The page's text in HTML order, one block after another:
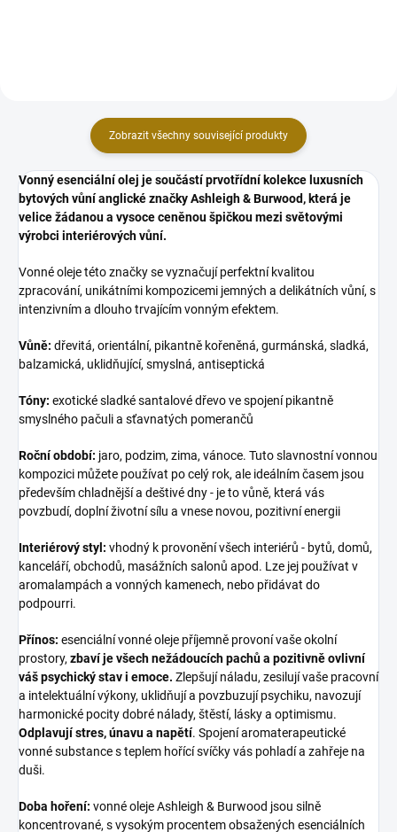
Zobrazit všechny související produkty
Vonný esenciální olej je součástí prvotřídní kolekce luxusních
bytových vůní anglické značky Ashleigh & Burwood, která je
velice žádanou a vysoce ceněnou špičkou mezi světovými
výrobci interiérových vůní.
Vonné oleje této značky se vyznačují perfektní kvalitou
zpracování, unikátními kompozicemi jemných a delikátních vůní, s
intenzivním a dlouho trvajícím vonným efektem.
Vůně: dřevitá, orientální, pikantně kořeněná, gurmánská, sladká,
balzamická, uklidňující, smyslná, antiseptická
Tóny: exotické sladké santalové dřevo ve spojení pikantně
smyslného pačuli a sťavnatých pomerančů
Roční období: jaro, podzim, zima, vánoce. Tuto slavnostní vonnou
kompozici můžete používat po celý rok, ale ideálním časem jsou
především chladnější a deštivé dny - je to vůně, která vás
povzbudí, doplní životní sílu a vnese novou, pozitivní energii
Interiérový styl: vhodný k provonění všech interiérů - bytů, domů,
kanceláří, obchodů, masážních salonů apod. Lze jej používat v
aromalampách a vonných kamenech, nebo přidávat do
podpourri.
Přínos: esenciální vonné oleje příjemně provoní vaše okolní
prostory, zbaví je všech nežádoucích pachů a pozitivně ovlivní
váš psychický stav i emoce. Zlepšují náladu, zesilují vaše pracovní
a intelektuální výkony, uklidňují a povzbuzují psychiku, navozují
harmonické pocity dobré nálady, štěstí, lásky a optimismu.
Odplavují stres, únavu a napětí. Spojení aromaterapeutické
vonné substance s teplem hořící svíčky vás pohladí a zahřeje na
duši.
Doba hoření: vonné oleje Ashleigh & Burwood jsou silně
koncentrované, s vysokým procentem obsažených esenciálních